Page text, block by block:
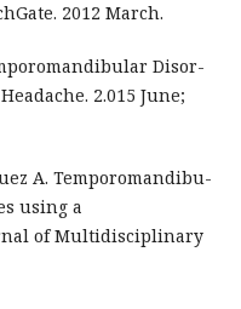
2012 March.
Disor-
2.015 June;
A. Temporomandibu-
using a
of Multidisciplinary